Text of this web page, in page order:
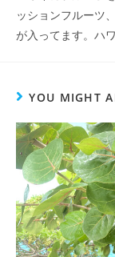
ッションフルーツ
が入ってます。ハ
YOU MIGHT